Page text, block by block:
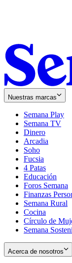
Nuestras marcas
Semana Play
Semana TV
Dinero
Arcadia
Soho
in
new
window
Fucsia
in
new
window
4 Patas
Educación
Foros Semana
Finanzas
Semana Rural
Cocina
Círculo de
Semana
Acerca de nosotros